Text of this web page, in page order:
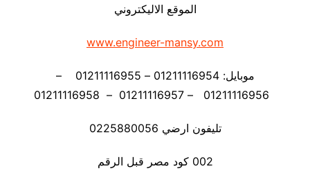
الموقع الاليكتروني
www.engineer-mansy.com
موبايل: 01211116954 – 01211116955 –
تليفون ارضي 0225880056
002 كود مصر قبل الرقم